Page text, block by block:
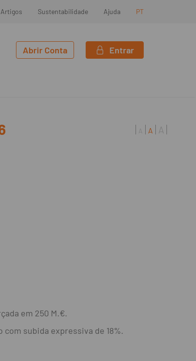
Artigos Sustentabilidade Ajuda PT
Abrir Conta Entrar
A A A
em 250 M.€.
subida expressiva de 18%.